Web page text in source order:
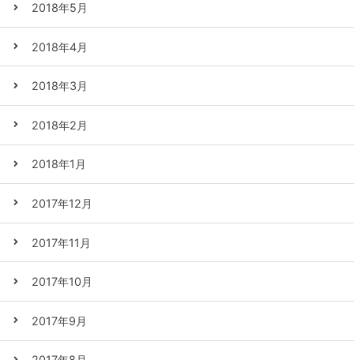
2018年5月
2018年4月
2018年3月
2018年2月
2018年1月
2017年12月
2017年11月
2017年10月
2017年9月